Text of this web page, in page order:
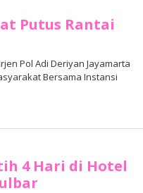
Putus Rantai
Pol Adi Deriyan Jayamarta
Bersama Instansi
4 Hari di Hotel